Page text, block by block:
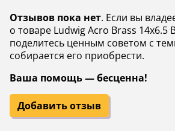
Отзывов пока нет. Если вы
о товаре Ludwig Acro Brass 14x6.5
поделитесь ценным советом с
собирается его приобрести.
Ваша помощь — бесценна!
Добавить отзыв